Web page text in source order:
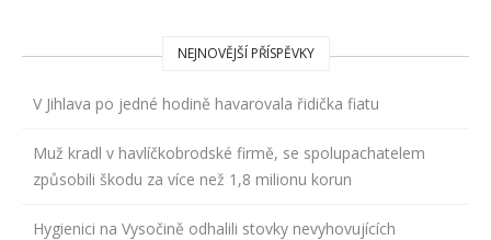
NEJNOVĚJŠÍ PŘÍSPĚVKY
V Jihlava po jedné hodině havarovala řidička fiatu
Muž kradl v havlíčkobrodské firmě, se spolupachatelem
způsobili škodu za více než 1,8 milionu korun
Hygienici na Vysočině odhalili stovky nevyhovujících